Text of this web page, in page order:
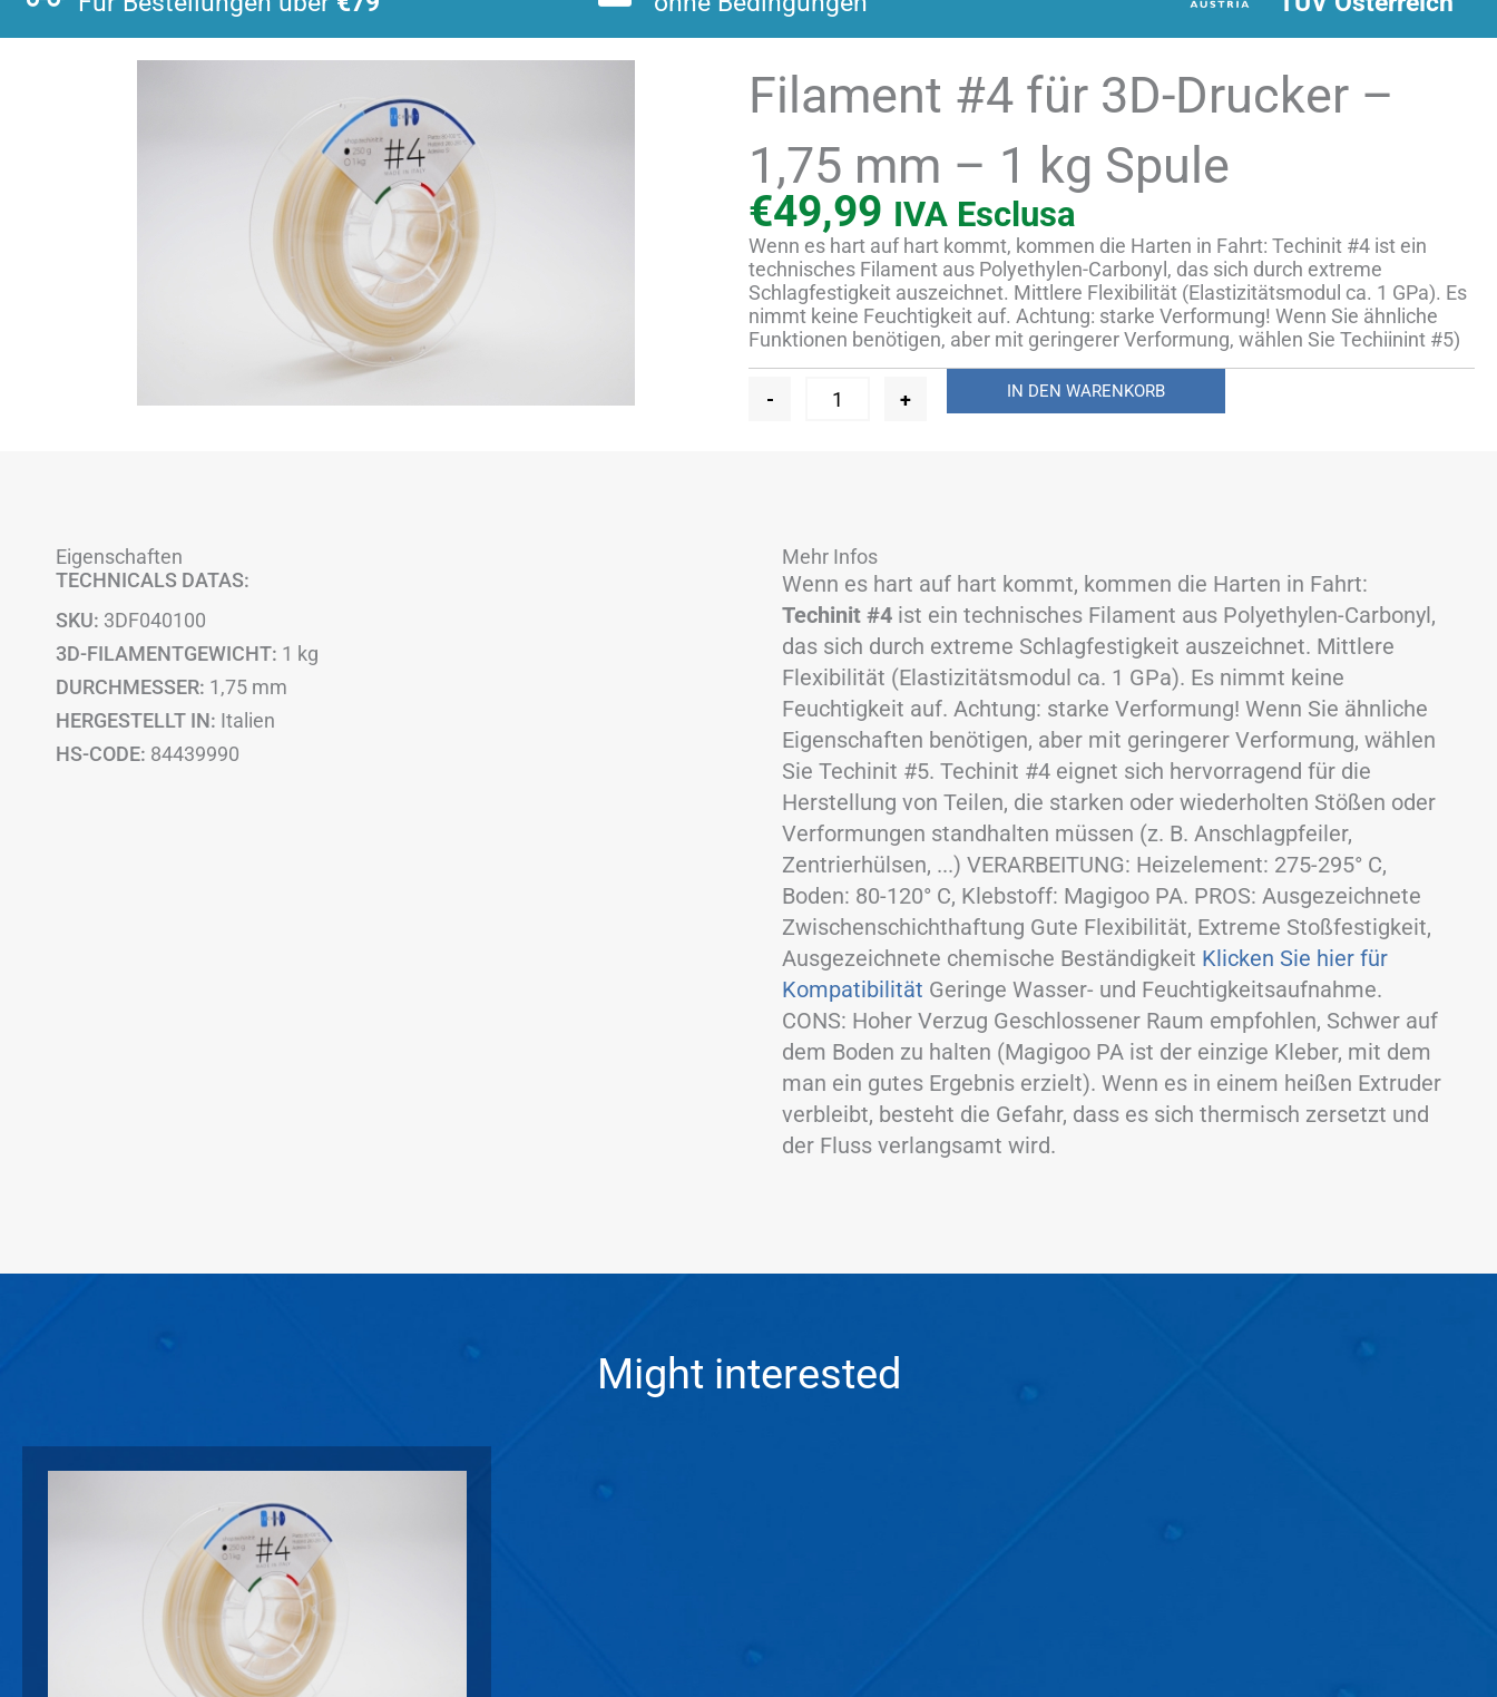
Filament #4 für 3D-Drucker –
1,75 mm – 1 kg Spule
€49,99 IVA Esclusa
Wenn es hart auf hart kommt, kommen die Harten in Fahrt: Techinit #4 ist ein
technisches Filament aus Polyethylen-Carbonyl, das sich durch extreme
Schlagfestigkeit auszeichnet. Mittlere Flexibilität (Elastizitätsmodul ca. 1 GPa). Es
nimmt keine Feuchtigkeit auf. Achtung: starke Verformung! Wenn Sie ähnliche
Funktionen benötigen, aber mit geringerer Verformung, wählen Sie Techiinint #5)
-
Spule
Menge
+ IN DEN WARENKORB
Eigenschaften
TECHNICALS DATAS:
SKU: 3DF040100
3D-FILAMENTGEWICHT: 1 kg
DURCHMESSER: 1,75 mm
HERGESTELLT IN: Italien
HS-CODE: 84439990
Mehr Infos
Wenn es hart auf hart kommt, kommen die Harten in Fahrt:
Techinit #4 ist ein technisches Filament aus Polyethylen-Carbonyl,
das sich durch extreme Schlagfestigkeit auszeichnet. Mittlere
Flexibilität (Elastizitätsmodul ca. 1 GPa). Es nimmt keine
Feuchtigkeit auf. Achtung: starke Verformung! Wenn Sie ähnliche
Eigenschaften benötigen, aber mit geringerer Verformung, wählen
Sie Techinit #5. Techinit #4 eignet sich hervorragend für die
Herstellung von Teilen, die starken oder wiederholten Stößen oder
Verformungen standhalten müssen (z. B. Anschlagpfeiler,
Zentrierhülsen, ...) VERARBEITUNG: Heizelement: 275-295° C,
Boden: 80-120° C, Klebstoff: Magigoo PA. PROS: Ausgezeichnete
Zwischenschichthaftung Gute Flexibilität, Extreme Stoßfestigkeit,
Ausgezeichnete chemische Beständigkeit Klicken Sie hier für
Kompatibilität Geringe Wasser- und Feuchtigkeitsaufnahme.
CONS: Hoher Verzug Geschlossener Raum empfohlen, Schwer auf
dem Boden zu halten (Magigoo PA ist der einzige Kleber, mit dem
man ein gutes Ergebnis erzielt). Wenn es in einem heißen Extruder
verbleibt, besteht die Gefahr, dass es sich thermisch zersetzt und
der Fluss verlangsamt wird.
Might interested